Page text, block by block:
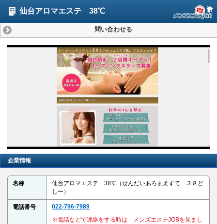
仙台アロマエステ 38℃
問い合わせる
企業情報
名称
仙台アロマエステ 38℃（せんだいあろまえすて ３８ど
しー）
電話番号
022-796-7989
※電話などで連絡をする時は「メンズエステJOBを見まし